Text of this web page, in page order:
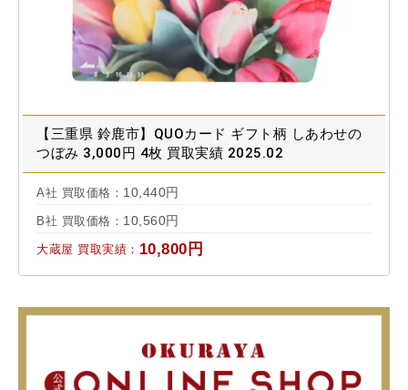
【三重県 鈴鹿市】QUOカード ギフト柄 しあわせの
つぼみ 3,000円 4枚 買取実績 2025.02
A社 買取価格： 10,440円
B社 買取価格： 10,560円
大蔵屋 買取実績： 10,800円